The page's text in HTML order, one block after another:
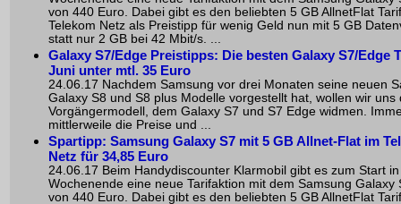
von 440 Euro. Dabei gibt es den beliebten 5 GB AllnetFlat
Telekom Netz als Preistipp für wenig Geld nun mit 5 GB
statt nur 2 GB bei 42 Mbit/s. ...
Galaxy S7/Edge Preistipps: Die besten Galaxy S7/Edge
Juni unter mtl. 35 Euro
24.06.17 Nachdem Samsung vor drei Monaten seine neuen
Galaxy S8 und S8 plus Modelle vorgestellt hat, wollen wir uns
Vorgängermodell, dem Galaxy S7 und S7 Edge widmen.
mittlerweile die Preise und ...
Spartipp: Samsung Galaxy S7 mit 5 GB Allnet-Flat im
Netz für 34,85 Euro
24.06.17 Beim Handydiscounter Klarmobil gibt es zum Start
Wochenende eine neue Tarifaktion mit dem Samsung Galaxy
von 440 Euro. Dabei gibt es den beliebten 5 GB AllnetFlat